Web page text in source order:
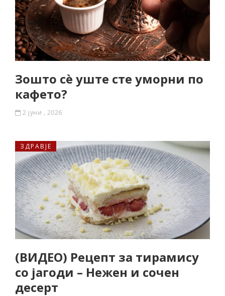
Зошто сè уште сте уморни по
кафето?
2 јуни , 2026
ЗДРАВЈЕ
(ВИДЕО) Рецепт за тирамису
со јагоди – Нежен и сочен
десерт